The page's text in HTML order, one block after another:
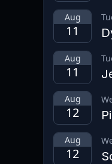
Aug
11
Aug
11
Aug
12
Aug
12